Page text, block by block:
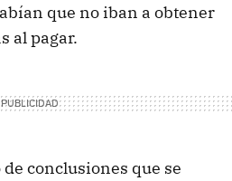
que no iban a obtener
al pagar.
conclusiones que se